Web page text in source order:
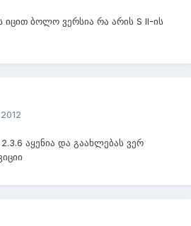
იცით ბოლო ვერსია რა არის S II-ის
2.3.6 აყენია და გაახლებას ვერ